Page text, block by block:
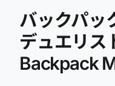
バックパッ
デュエリス
Backpack